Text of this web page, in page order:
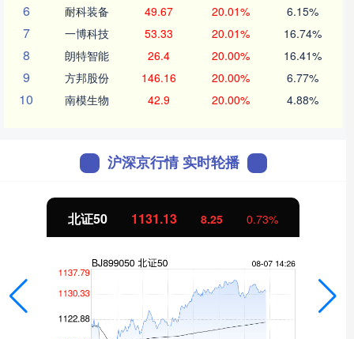
6 耐科装备 49.67 20.01% 6.15%
7 一博科技 53.33 20.01% 16.74%
8 朗特智能 26.4 20.00% 16.41%
9 方邦股份 146.16 20.00% 6.77%
10 南模生物 42.9 20.00% 4.88%
沪深京行情 实时轮播
北证50 1131.13 8.25 0.73%